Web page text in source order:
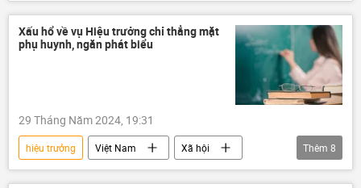
giáo dục
Bộ Giáo dục và Đào Tạo
vi phạm
Xấu hổ về vụ Hiệu trưởng chỉ thẳng mặt
phụ huynh, ngăn phát biểu
29 Tháng Năm 2024, 19:31
hiệu trưởng Việt Nam
Xã hội
phụ huynh
Thế giới
Quảng Bình
Thêm 8